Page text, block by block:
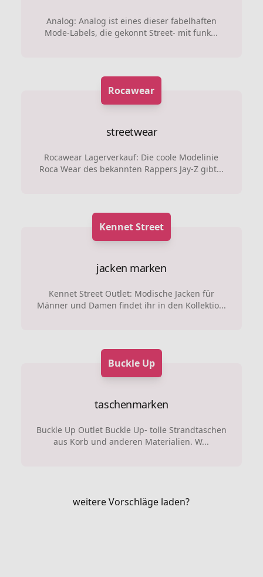
Analog: Analog ist eines dieser fabelhaften
Mode-Labels, die gekonnt Street- mit funk...
Rocawear
streetwear
Rocawear Lagerverkauf: Die coole Modelinie
Roca Wear des bekannten Rappers Jay-Z gibt...
Kennet Street
jacken marken
Kennet Street Outlet: Modische Jacken für
Männer und Damen findet ihr in den Kollektio...
Buckle Up
taschenmarken
Buckle Up Outlet Buckle Up- tolle Strandtaschen
aus Korb und anderen Materialien. W...
weitere Vorschläge laden?